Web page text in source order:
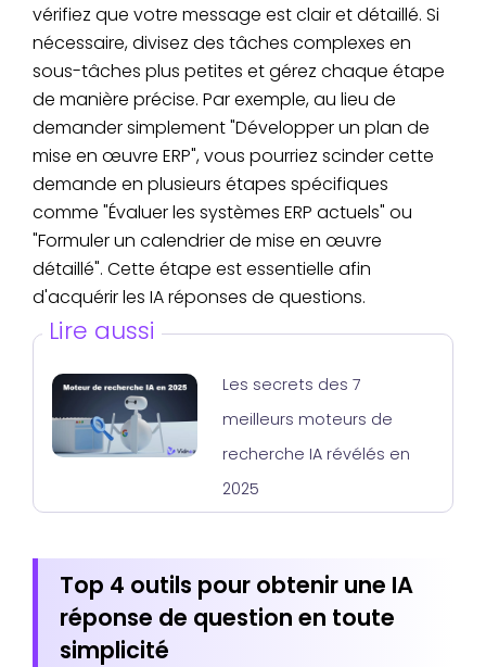
vérifiez que votre message est clair et détaillé. Si
nécessaire, divisez des tâches complexes en
sous-tâches plus petites et gérez chaque étape
de manière précise. Par exemple, au lieu de
demander simplement "Développer un plan de
mise en œuvre ERP", vous pourriez scinder cette
demande en plusieurs étapes spécifiques
comme "Évaluer les systèmes ERP actuels" ou
"Formuler un calendrier de mise en œuvre
détaillé". Cette étape est essentielle afin
d'acquérir les IA réponses de questions.
Lire aussi
Les secrets des 7
meilleurs moteurs de
recherche IA révélés en
2025
Top 4 outils pour obtenir une IA
réponse de question en toute
simplicité